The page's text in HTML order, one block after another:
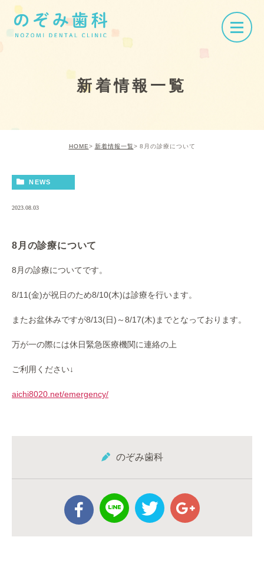
新着情報一覧
HOME 新着情報一覧 8月の診療について
NEWS
2023.08.03
8月の診療について
8月の診療についてです。
8/11(金)が祝日のため8/10(木)は診療を行います。
またお盆休みですが8/13(日)～8/17(木)までとなっております。
万が一の際には休日緊急医療機関に連絡の上
ご利用ください↓
aichi8020.net/emergency/
のぞみ歯科